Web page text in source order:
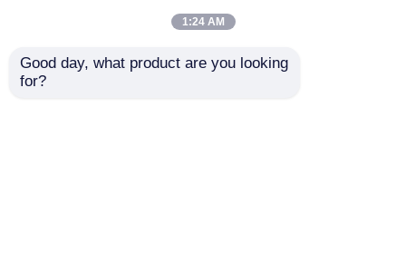
1:24 AM
Good day, what product are you looking
for?